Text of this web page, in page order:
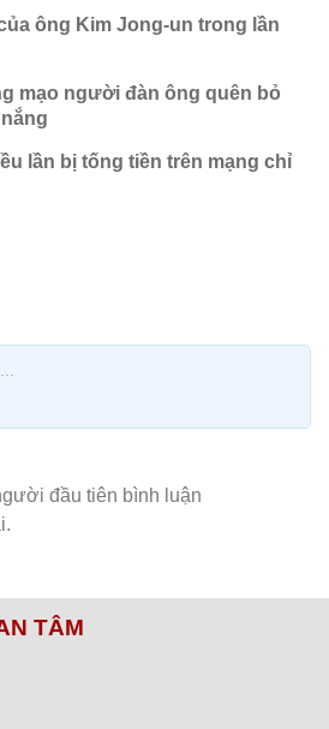
ông Kim Jong-un trong lần
mạo người đàn ông quên bỏ
lần bị tống tiền trên mạng chỉ
TÂM